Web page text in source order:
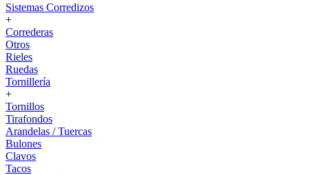
Sistemas Corredizos
+
Correderas
Otros
Rieles
Ruedas
Tornillería
+
Tornillos
Tirafondos
Arandelas / Tuercas
Bulones
Clavos
Tacos